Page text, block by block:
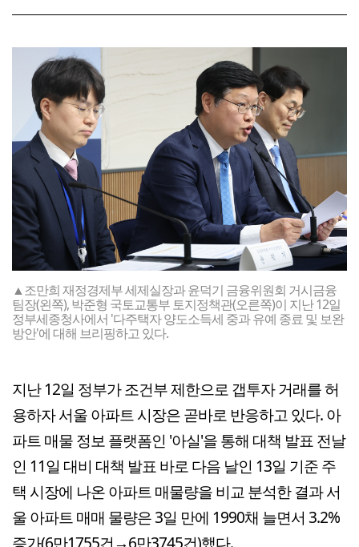
▲조만희 재정경제부 세제실장과 윤덕기 금융위원회 거시금융
팀장(왼쪽), 박준형 국토교통부 토지정책관(오른쪽)이 지난 12일
정부세종청사에서 '다주택자 양도소득세 중과 유예 종료 및 보완
방안'에 대해 브리핑하고 있다.
지난 12일 정부가 조건부 제한으로 갭투자 거래를 허
용하자 서울 아파트 시장은 곧바로 반응하고 있다. 아
파트 매물 정보 플랫폼인 '아실'을 통해 대책 발표 전날
인 11일 대비 대책 발표 바로 다음 날인 13일 기준 주
택 시장에 나온 아파트 매물량을 비교 분석한 결과 서
울 아파트 매매 물량은 3일 만에 1990채 늘면서 3.2%
증가(6만1755건→6만3745건)했다.